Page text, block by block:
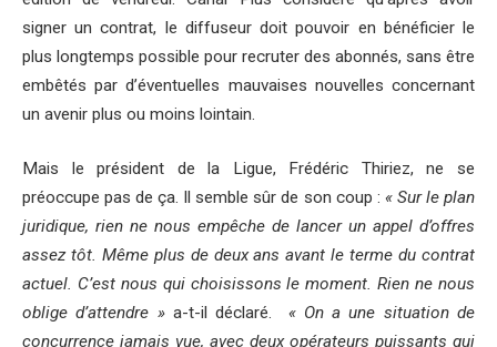
signer un contrat, le diffuseur doit pouvoir en bénéficier le
plus longtemps possible pour recruter des abonnés, sans être
embêtés par d’éventuelles mauvaises nouvelles concernant
un avenir plus ou moins lointain.
Mais le président de la Ligue, Frédéric Thiriez, ne se
préoccupe pas de ça. Il semble sûr de son coup : « Sur le plan
juridique, rien ne nous empêche de lancer un appel d’offres
assez tôt. Même plus de deux ans avant le terme du contrat
actuel. C’est nous qui choisissons le moment. Rien ne nous
oblige d’attendre »a-t-il déclaré.
« On a une situation de
concurrence jamais vue, avec deux opérateurs puissants qui